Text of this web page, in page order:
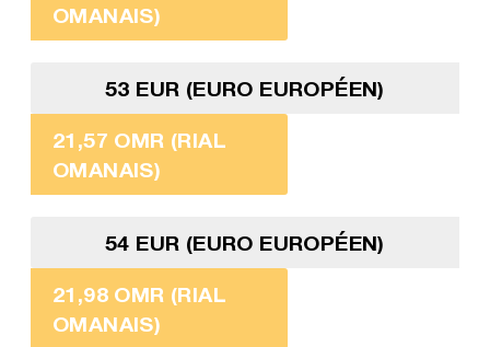
OMANAIS)
53 EUR (EURO EUROPÉEN)
21,57 OMR (RIAL
OMANAIS)
54 EUR (EURO EUROPÉEN)
21,98 OMR (RIAL
OMANAIS)